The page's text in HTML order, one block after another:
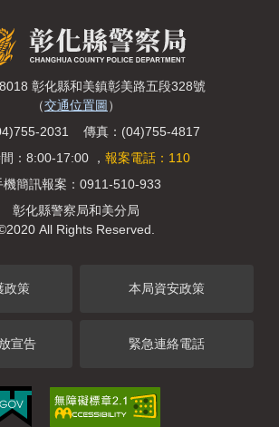
彰化縣和美鎮彰美路五段328號
（交通位置圖 ）
2031 傳真：(04)755-4817
：8:00-17:00 ， 報案電話：110
機簡訊報案：0911-510-933
彰化縣警察局和美分局
All Rights Reserved.
政策 本局資安政策
宣告 緊急連絡電話